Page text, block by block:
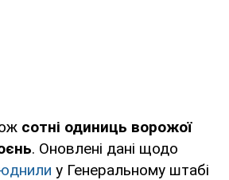
сотні одиниць ворожої
. Оновлені дані щодо
у Генеральному штабі